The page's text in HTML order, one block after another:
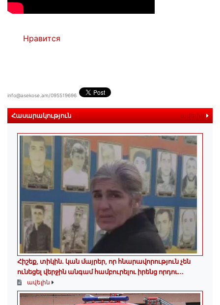
Нравится
info@asekose.am/095519696
Հասարակություն ավելին
Հիշեք, տիկին․ կան մայրեր, որ հնարավորություն չեն
ունեցել վերջին անգամ համբուրելու իրենց որդու...
ավելին